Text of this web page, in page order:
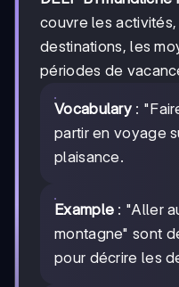
couvre les
destinations, les
périodes de
Vocabulary :
partir en voyage
plaisance.
Example : "Aller
montagne" sont
pour décrire les